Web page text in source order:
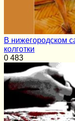
В нижегородском
колготки
0 483